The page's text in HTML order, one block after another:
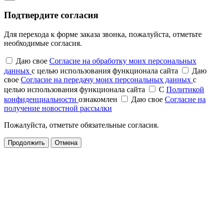
Подтвердите согласия
Для перехода к форме заказа звонка, пожалуйста, отметьте
необходимые согласия.
Даю свое Согласие на обработку моих персональных
данных с целью использования функционала сайта
Даю
свое Согласие на передачу моих персональных данных с
целью использования функционала сайта
С Политикой
конфиденциальности ознакомлен Даю свое Согласие на
получение новостной рассылки
Пожалуйста, отметьте обязательные согласия.
Продолжить Отмена